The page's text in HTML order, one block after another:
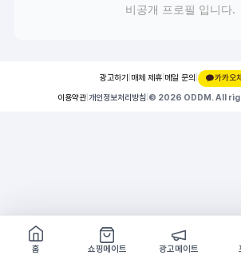
비공개 프로필 입니다.
광고하기 매체 제휴 메일 문의 |
카카오
이용약관 개인정보처리방침 © 2026 ODDM. All
홈
쇼핑메이트 광고메이트